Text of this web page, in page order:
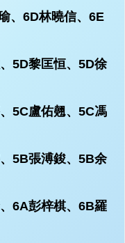
、6D林曉信、6E
5D黎匡恒、5D徐
5C盧佑翹、5C馮
5B張溥鋑、5B余
6A彭梓棋、6B羅